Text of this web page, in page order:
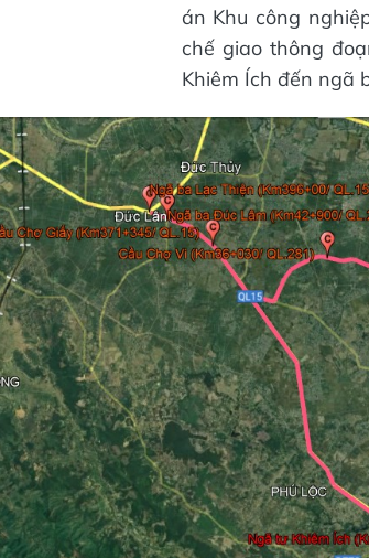
án Khu công
chế giao thông
Khiêm Ích đến ngã